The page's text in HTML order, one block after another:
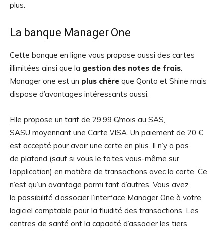
plus.
La banque Manager One
Cette banque en ligne vous propose aussi des cartes
illimitées ainsi que la gestion des notes de frais.
Manager one est un plus chère que Qonto et Shine mais
dispose d’avantages intéressants aussi.
Elle propose un tarif de 29,99 €/mois au SAS,
SASU moyennant une Carte VISA. Un paiement de 20 €
est accepté pour avoir une carte en plus. Il n’y a pas
de plafond (sauf si vous le faites vous-même sur
l’application) en matière de transactions avec la carte. Ce
n’est qu’un avantage parmi tant d’autres. Vous avez
la possibilité d’associer l’interface Manager One à votre
logiciel comptable pour la fluidité des transactions. Les
centres de santé ont la capacité d’associer les tiers